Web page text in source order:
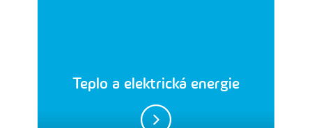
Teplo a elektrická energie